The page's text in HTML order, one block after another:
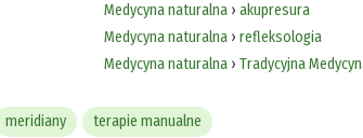
Medycyna naturalna› akupresura
Medycyna naturalna› refleksologia
Medycyna naturalna› Tradycyjna
meridiany terapie manualne